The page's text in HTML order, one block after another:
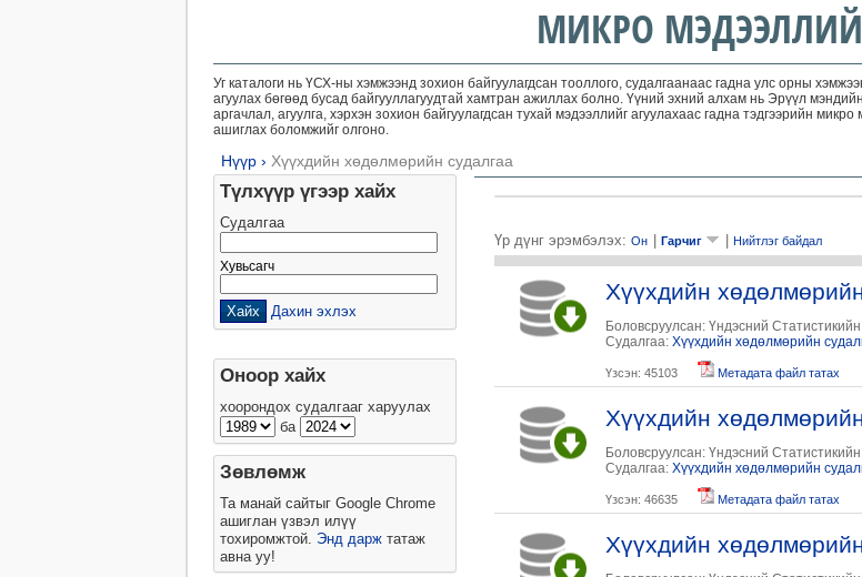
МИКРО
Уг каталоги нь ҮСХ-ны хэмжээнд зохион байгуулагдсан тооллого, судалгаанаас гадна улс орны
агуулах бөгөөд бусад байгууллагуудтай хамтран ажиллах болно. Үүний эхний алхам нь Эрүүл
аргачлал, агуулга, хэрхэн зохион байгуулагдсан тухай мэдээллийг агуулахаас гадна тэдгээрийн
ашиглах боломжийг олгоно.
Нүүр› Хүүхдийн хөдөлмөрийн судалгаа
Үр дүнг эрэмбэлэх: Он Гарчиг Нийтлэг байдал
Хүүхдийн
Боловсруулсан: Үндэсний
Судалгаа: Хүүхдийн хөдөлмөрийн
Үзсэн: 45103 Метадата файл татах
Хүүхдийн
Боловсруулсан: Үндэсний
Судалгаа: Хүүхдийн хөдөлмөрийн
Үзсэн: 46635 Метадата файл татах
Хүүхдийн
Түлхүүр үгээр хайх
Судалгаа
Хувьсагч
Дахин эхлэх
Оноор хайх
хоорондох судалгааг харуулах
ба
Зөвлөмж
Та манай сайтыг Google Chrome
ашиглан үзвэл илүү
тохиромжтой. Энд даржтатаж
авна уу!